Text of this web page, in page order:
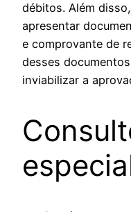
débitos. Além
apresentar
e comprovante de
desses
inviabilizar a